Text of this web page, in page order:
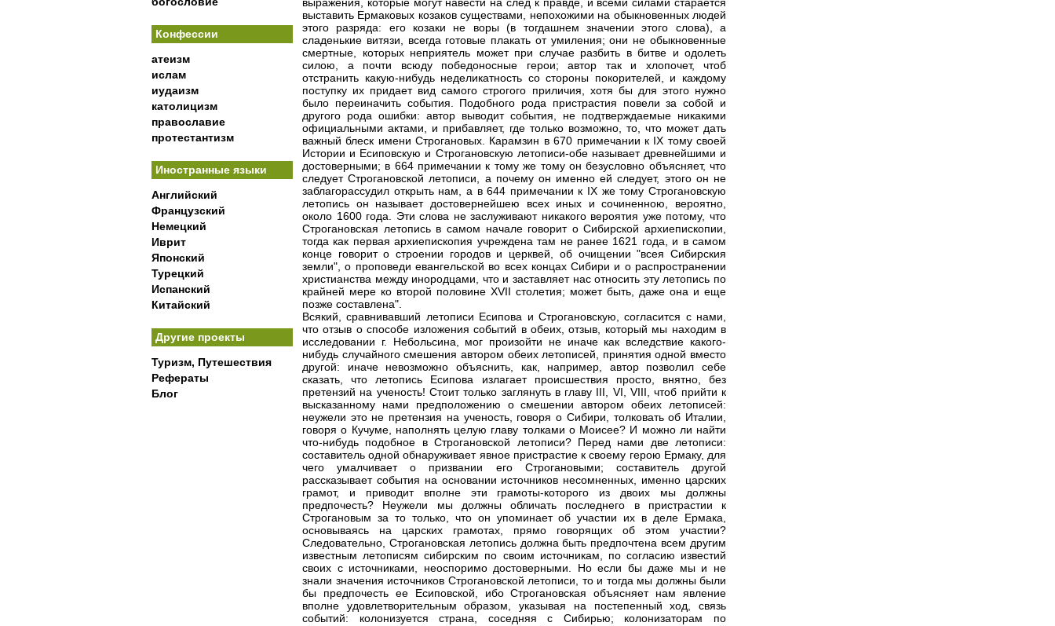
Конфессии
атеизм
ислам
иудаизм
католицизм
православие
протестантизм
Иностранные языки
Английский
Французский
Немецкий
Иврит
Японский
Турецкий
Испанский
Китайский
Другие проекты
Туризм, Путешествия
Рефераты
Блог
выставить Ермаковых козаков существами, непохожими на обыкновенных людей
этого разряда: его козаки не воры (в тогдашнем значении этого слова), а
сладенькие витязи, всегда готовые плакать от умиления; они не обыкновенные
смертные, которых неприятель может при случае разбить в битве и одолеть
силою, а почти всюду победоносные герои; автор так и хлопочет, чтоб
отстранить какую-нибудь неделикатность со стороны покорителей, и каждому
поступку их придает вид самого строгого приличия, хотя бы для этого нужно
было переиначить события. Подобного рода пристрастия повели за собой и
другого рода ошибки: автор выводит события, не подтверждаемые никакими
официальными актами, и прибавляет, где только возможно, то, что может дать
важный блеск имени Строгановых. Карамзин в 670 примечании к IX тому своей
Истории и Есиповскую и Строгановскую летописи-обе называет древнейшими и
достоверными; в 664 примечании к тому же тому он безусловно объясняет, что
следует Строгановской летописи, а почему он именно ей следует, этого он не
заблагорассудил открыть нам, а в 644 примечании к IX же тому Строгановскую
летопись он называет достовернейшею всех иных и сочиненною, вероятно,
около 1600 года. Эти слова не заслуживают никакого вероятия уже потому, что
Строгановская летопись в самом начале говорит о Сибирской архиепископии,
тогда как первая архиепископия учреждена там не ранее 1621 года, и в самом
конце говорит о строении городов и церквей, об очищении "всея Сибирския
земли", о проповеди евангельской во всех концах Сибири и о распространении
христианства между инородцами, что и заставляет нас относить эту летопись по
крайней мере ко второй половине XVII столетия; может быть, даже она и еще
позже составлена".
Всякий, сравнивавший летописи Есипова и Строгановскую, согласится с нами,
что отзыв о способе изложения событий в обеих, отзыв, который мы находим в
исследовании г. Небольсина, мог произойти не иначе как вследствие какого-
нибудь случайного смешения автором обеих летописей, принятия одной вместо
другой: иначе невозможно объяснить, как, например, автор позволил себе
сказать, что летопись Есипова излагает происшествия просто, внятно, без
претензий на ученость! Стоит только заглянуть в главу III, VI, VIII, чтоб прийти к
высказанному нами предположению о смешении автором обеих летописей:
неужели это не претензия на ученость, говоря о Сибири, толковать об Италии,
говоря о Кучуме, наполнять целую главу толками о Моисее? И можно ли найти
что-нибудь подобное в Строгановской летописи? Перед нами две летописи:
составитель одной обнаруживает явное пристрастие к своему герою Ермаку, для
чего умалчивает о призвании его Строгановыми; составитель другой
рассказывает события на основании источников несомненных, именно царских
грамот, и приводит вполне эти грамоты-которого из двоих мы должны
предпочесть? Неужели мы должны обличать последнего в пристрастии к
Строгановым за то только, что он упоминает об участии их в деле Ермака,
основываясь на царских грамотах, прямо говорящих об этом участии?
Следовательно, Строгановская летопись должна быть предпочтена всем другим
известным летописям сибирским по своим источникам, по согласию известий
своих с источниками, неоспоримо достоверными. Но если бы даже мы и не
знали значения источников Строгановской летописи, то и тогда мы должны были
бы предпочесть ее Есиповской, ибо Строгановская объясняет нам явление
вполне удовлетворительным образом, указывая на постепенный ход, связь
событий: колонизуется страна, соседняя с Сибирью; колонизаторам по